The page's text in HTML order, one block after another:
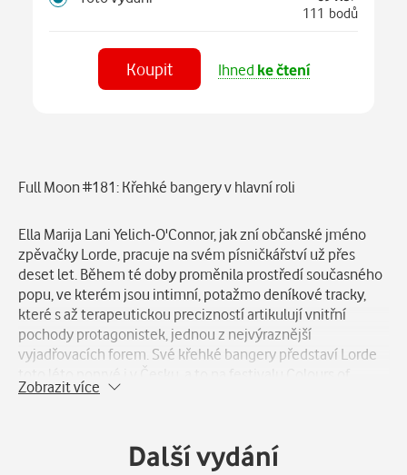
111 bodů
Koupit Ihned ke čtení
Full Moon #181: Křehké bangery v hlavní roli
Ella Marija Lani Yelich-O'Connor, jak zní občanské jméno
zpěvačky Lorde, pracuje na svém písničkářství už přes
deset let. Během té doby proměnila prostředí současného
popu, ve kterém jsou intimní, potažmo deníkové tracky,
které s až terapeutickou precizností artikulují vnitřní
pochody protagonistek, jednou z nejvýraznější
vyjadřovacích forem. Své křehké bangery představí Lorde
toto léto poprvé i v Česku, a to na festivalu Colours of
Ostrava. Červnový Full Moon s Lorde v hlavní roli vychází 5.
Vše otevírá rozsáhlý text Nory Třískové o testování limitů
Zobrazit více
Další vydání